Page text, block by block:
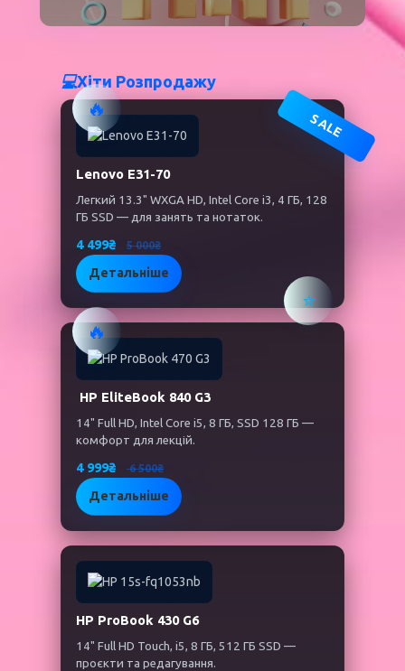
💻Хіти Розпродажу
🔥
⭐
SALE
Lenovo E31-70
Легкий 13.3" WXGA HD, Intel Core i3, 4 ГБ, 128
ГБ SSD — для занять та нотаток.
4 499₴ 5 000₴
Детальніше
🔥
HP EliteBook 840 G3
14" Full HD, Intel Core i5, 8 ГБ, SSD 128 ГБ —
комфорт для лекцій.
4 999₴ 6 500₴
Детальніше
HP ProBook 430 G6
14" Full HD Touch, i5, 8 ГБ, 512 ГБ SSD —
проєкти та редагування.